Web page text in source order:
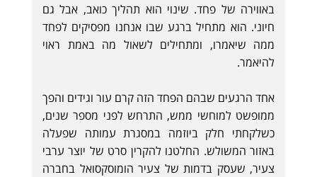
באווירה של פחד. שינוי הוא תהליך כואב, אבל גם
חיוני. הוא מתחיל ברגע שבו אנחנו מפסיקים לפחד
ממה שיאמרו, ומתחילים לשאול מה באמת ראוי
להיאמר.
אחד הרגעים שבהם הפחד הזה קרם עור וגידים והפך
ממופשט למוחשי ממש, התרחש לפני מספר שנים,
כשלקחתי חלק ביוזמה במסגרת עמותה שפעלה
באזור המשולש. החלטנו להקרין סרט של יוצר ערבי
צעיר, שעסק בדמות של צעיר הומוסקסואל בחברה